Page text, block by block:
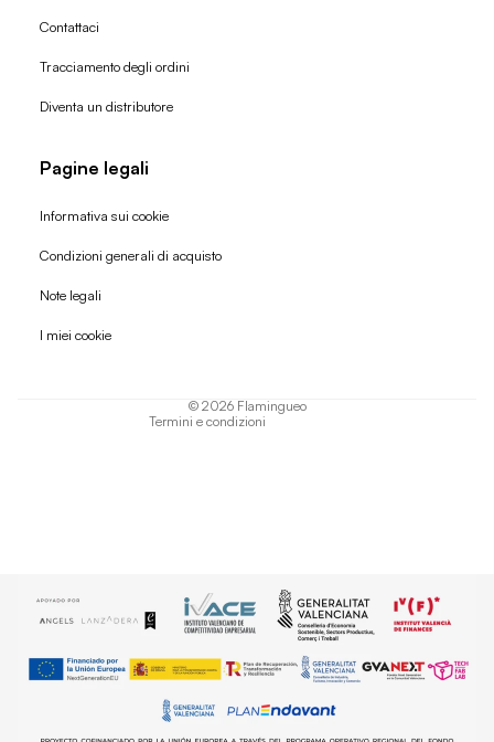
Contattaci
Tracciamento degli ordini
Diventa un distributore
Pagine legali
Informativa sui cookie
Condizioni generali di acquisto
Note legali
I miei cookie
© 2026 Flamingueo
Termini e condizioni
Politica di rimborso